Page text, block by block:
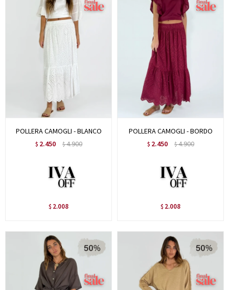
POLLERA CAMOGLI - BLANCO
$ 2.450 $4.900
$ 2.008
POLLERA CAMOGLI - BORDO
$ 2.450 $4.900
$ 2.008